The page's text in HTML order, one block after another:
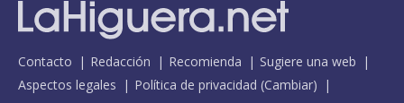
Contacto Redacción Recomienda
Sugiere una web
Aspectos legales
Política de privacidad (Cambiar)